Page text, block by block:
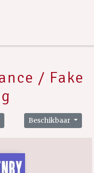
/ Fake
Beschikbaar